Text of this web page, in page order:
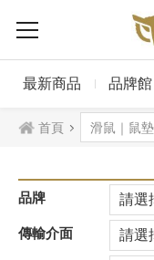
最新商品 品牌館
首頁
品牌 請選
傳輸介面 請選